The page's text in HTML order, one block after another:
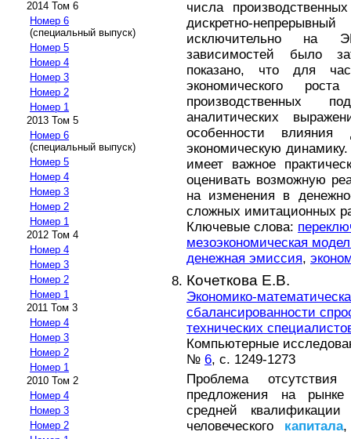
2014 Том 6
Номер 6
(специальный выпуск)
Номер 5
Номер 4
Номер 3
Номер 2
Номер 1
2013 Том 5
Номер 6
(специальный выпуск)
Номер 5
Номер 4
Номер 3
Номер 2
Номер 1
2012 Том 4
Номер 4
Номер 3
Номер 2
Номер 1
2011 Том 3
Номер 4
Номер 3
Номер 2
Номер 1
2010 Том 2
Номер 4
Номер 3
Номер 2
числа
дискретно-
исключительно на
зависимостей было
показано, что для
экономического
производственных
аналитических
особенности влияния
экономическую
имеет важное
оценивать возможную
на изменения в
сложных имитационных
Ключевые слова:
мезоэкономическая
денежная эмиссия,
Кочеткова Е.В.
Экономико-
сбалансированности
технических
Компьютерные
№ 6, с. 1249-1273
Проблема
предложения на
средней
человеческого капитала,